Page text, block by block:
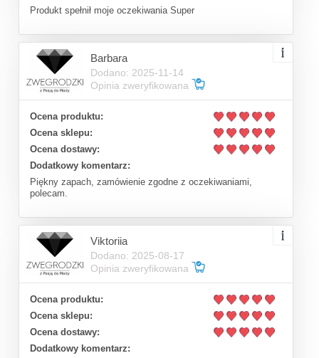
Produkt spełnił moje oczekiwania Super
Barbara
Dodano: 2025-11-14
Opinia zweryfikowana
Ocena produktu:
Ocena sklepu:
Ocena dostawy:
Dodatkowy komentarz:
Piękny zapach, zamówienie zgodne z oczekiwaniami,
polecam.
Viktoriia
Dodano: 2025-08-17
Opinia zweryfikowana
Ocena produktu:
Ocena sklepu:
Ocena dostawy:
Dodatkowy komentarz: